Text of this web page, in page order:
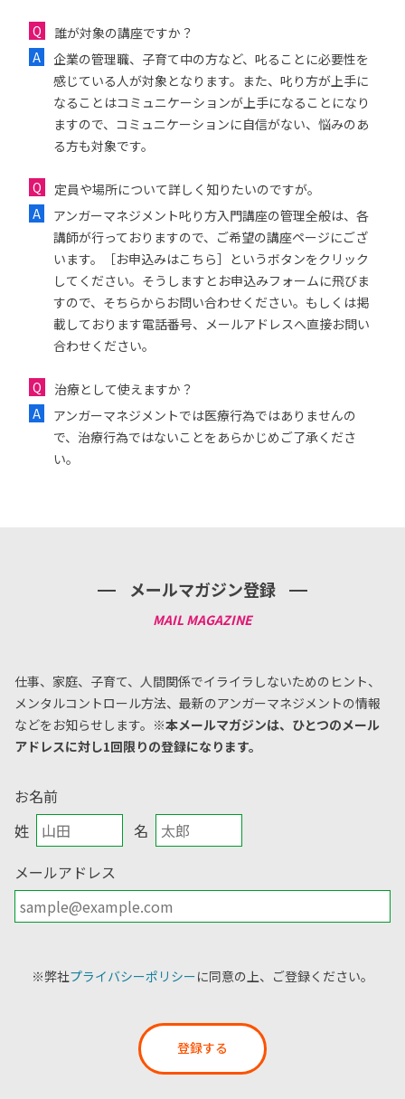
誰が対象の講座ですか？
企業の管理職、子育て中の方など、叱ることに必要性を
感じている人が対象となります。また、叱り方が上手に
なることはコミュニケーションが上手になることになり
ますので、コミュニケーションに自信がない、悩みのあ
る方も対象です。
定員や場所について詳しく知りたいのですが。
アンガーマネジメント叱り方入門講座の管理全般は、各
講師が行っておりますので、ご希望の講座ページにござ
います。［お申込みはこちら］というボタンをクリック
してください。そうしますとお申込みフォームに飛びま
すので、そちらからお問い合わせください。もしくは掲
載しております電話番号、メールアドレスへ直接お問い
合わせください。
治療として使えますか？
アンガーマネジメントでは医療行為ではありませんの
で、治療行為ではないことをあらかじめご了承くださ
い。
メールマガジン登録
仕事、家庭、子育て、人間関係でイライラしないためのヒント、
メンタルコントロール方法、 最新のアンガーマネジメントの情報
などをお知らせします。 ※本メールマガジンは、ひとつのメール
アドレスに対し1回限りの登録になります。
お名前
姓
名
メールアドレス
※弊社プライバシーポリシーに同意の上、ご登録ください。
登録する